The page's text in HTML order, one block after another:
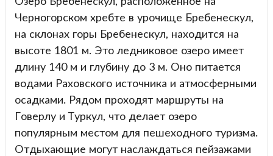
Черногорском хребте в урочище Бребенескул,
на склонах горы Бребенескул, находится на
высоте 1801 м. Это ледниковое озеро имеет
длину 140 м и глубину до 3 м. Оно питается
водами Раховского источника и атмосферными
осадками. Рядом проходят маршруты на
Говерлу и Туркул, что делает озеро
популярным местом для пешеходного туризма.
Отдыхающие могут наслаждаться пейзажами